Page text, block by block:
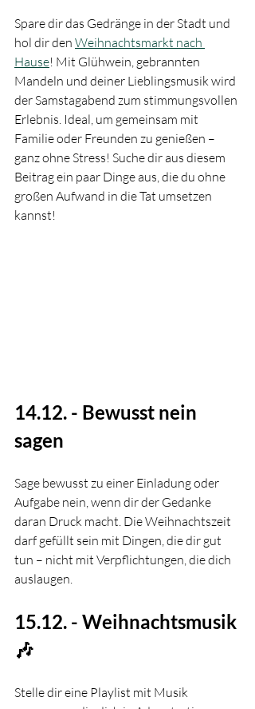
Spare dir das Gedränge in der Stadt und
hol dir den Weihnachtsmarkt nach
Hause! Mit Glühwein, gebrannten
Mandeln und deiner Lieblingsmusik wird
der Samstagabend zum stimmungsvollen
Erlebnis. Ideal, um gemeinsam mit
Familie oder Freunden zu genießen –
ganz ohne Stress! Suche dir aus diesem
Beitrag ein paar Dinge aus, die du ohne
großen Aufwand in die Tat umsetzen
kannst!
14.12. - Bewusst nein
sagen
Sage bewusst zu einer Einladung oder
Aufgabe nein, wenn dir der Gedanke
daran Druck macht. Die Weihnachtszeit
darf gefüllt sein mit Dingen, die dir gut
tun – nicht mit Verpflichtungen, die dich
auslaugen.
15.12. - Weihnachtsmusik
🎶
Stelle dir eine Playlist mit Musik